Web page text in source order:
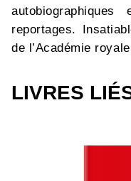
reportages.
de l’Académie
LIVRES